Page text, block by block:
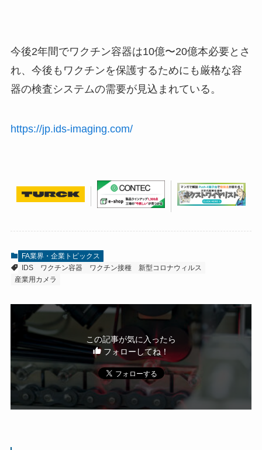
今後2年間でワクチン容器は10億〜20億本必要とさ
れ、今後もワクチンを保護するためにも厳格な容
器の検査システムの需要が見込まれている。
https://jp.ids-imaging.com/
FA業界・企業トピックス
IDS
ワクチン容器 ワクチン接種
新型コロナウィルス
産業用カメラ
この記事が気に入ったら
フォローしてね！